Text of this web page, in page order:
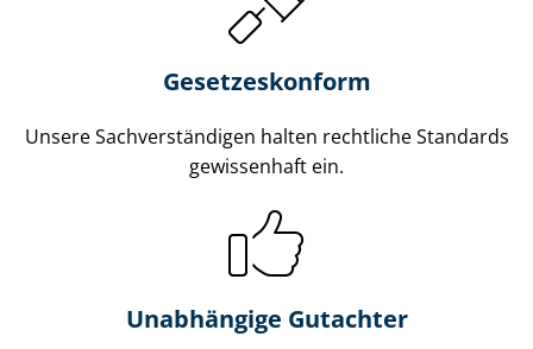
Gesetzes­konform
Unsere Sach­ver­stän­di­gen halten rechtliche Standards
gewissenhaft ein.
Unabhängige Gutachter